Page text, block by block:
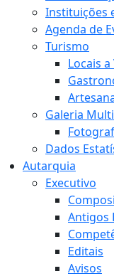
Instituições
Agenda de
Turismo
Locais
Galeria
Dados
Autarquia
Executivo
Antigos
Editais
Avisos